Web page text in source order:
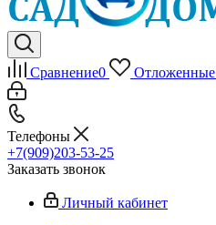
Сравнение0 Отложенные
Телефоны
+7(909)203-53-25
Заказать звонок
Личный кабинет